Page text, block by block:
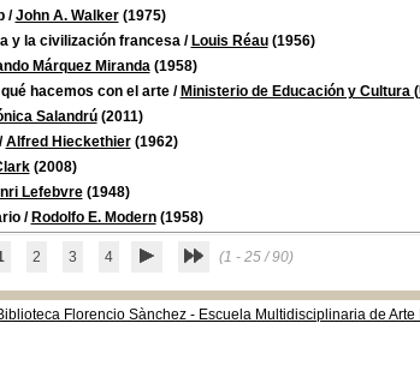
/John A. Walker(1975)
y la civilización francesa/ Louis Réau(1956)
Márquez Miranda(1958)
hacemos con el arte/ Ministerio de Educación y Cultura
Salandrú(2011)
/Alfred Hieckethier(1962)
(2008)
Lefebvre(1948)
/ Rodolfo E. Modern(1958)
2 3 4 (1 - 25 / 90)
Florencio Sànchez - Escuela Multidisciplinaria de Arte